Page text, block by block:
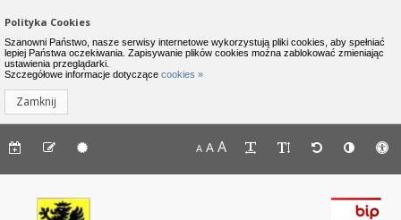
Urząd Gminy Parchowo -
Nawigacja do pomijania linków
Polityka Cookies
Szanowni Państwo, nasze serwisy internetowe wykorzystują pliki cookies, aby spełniać
lepiej Państwa oczekiwania. Zapisywanie plików cookies można zablokować zmieniając
ustawienia przeglądarki.
Szczegółowe informacje dotyczące cookies »
Zamknij
Menu górne
Menu górne - edycja stronyMenu górne - dostępność strony
A A A
Lewe menu
menu
INFORMACJE
Komunikaty
Deklaracja
dostępności
Raport